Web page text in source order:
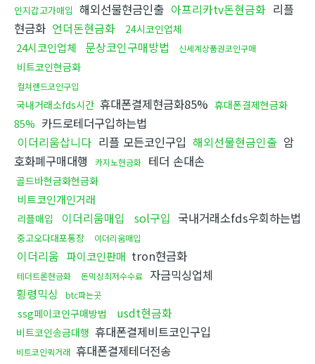
인지갑고가매입 해외선물현금인출 아프리카tv돈현금화 리플
현금화 언더돈현금화 24시코인업체
24시코인업체 문상코인구매방법 신세계상품권코인구매
비트코인현금화
컬쳐랜드코인구입
국내거래소fds시간 휴대폰결제현금화85% 휴대폰결제현금화
85% 카드로테더구입하는법
이더리움삽니다 리플 모든코인구입 해외선물현금인출 암
호화폐구매대행
카지노현금화 테더 손대손
골드바현금화현금화
비트코인개인거래
리플매입 이더리움매입 sol구입 국내거래소fds우회하는법
중고오다대포통장 이더리움매입
이더리움 파이코인판매 tron현금화
테더트론현금화 돈믹싱최저수수료
자금믹싱업체
횡령믹싱
btc파는곳
ssg페이코인구매방법 usdt현금화
비트코인송금대행 휴대폰결제비트코인구입
비트코인퀵거래 휴대폰결제테더전송